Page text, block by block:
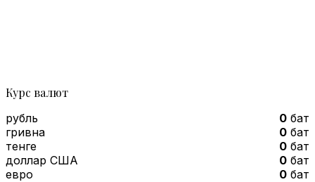
Курс валют
рубль 0 бат
гривна
0 бат
тенге
0 бат
доллар США
0 бат
евро
0 бат